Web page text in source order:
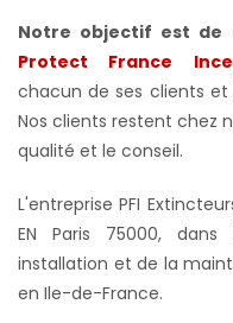
Notre objectif est de
Protect France
chacun de ses clients
Nos clients restent chez
qualité et le conseil.
L'entreprise PFI
EN Paris 75000,
installation et de la
en Ile-de-France.